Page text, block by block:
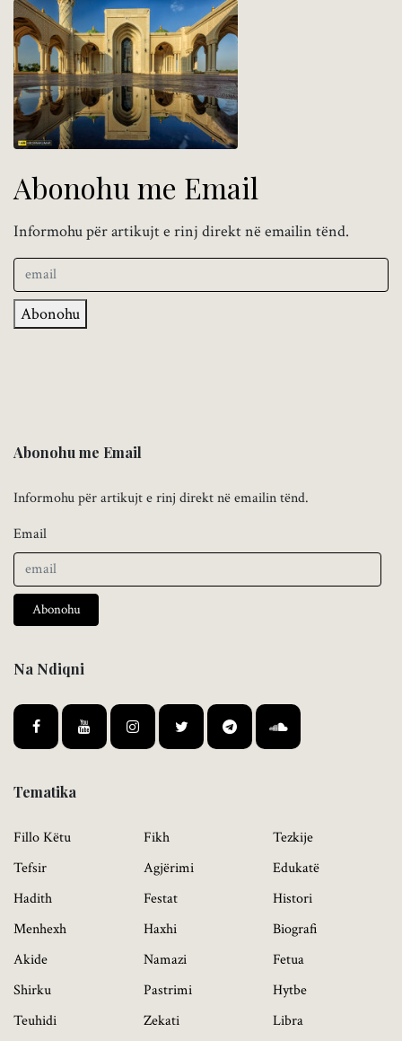
Abonohu me Email
Informohu për artikujt e rinj direkt në emailin tënd.
Abonohu
Abonohu me Email
Informohu për artikujt e rinj direkt në emailin tënd.
Email
Abonohu
Na Ndiqni
Tematika
Fillo Këtu
Tefsir
Hadith
Menhexh
Akide
Shirku
Teuhidi
Fikh
Agjërimi
Festat
Haxhi
Namazi
Pastrimi
Zekati
Tezkije
Edukatë
Histori
Biografi
Fetua
Hytbe
Libra